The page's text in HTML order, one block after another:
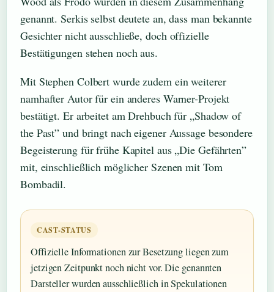
genannt. Serkis selbst deutete an, dass man bekannte
Gesichter nicht ausschließe, doch offizielle
Bestätigungen stehen noch aus.
Mit Stephen Colbert wurde zudem ein weiterer
namhafter Autor für ein anderes Warner-Projekt
bestätigt. Er arbeitet am Drehbuch für „Shadow of
the Past” und bringt nach eigener Aussage besondere
Begeisterung für frühe Kapitel aus „Die Gefährten”
mit, einschließlich möglicher Szenen mit Tom
Bombadil.
CAST-STATUS
Offizielle Informationen zur Besetzung liegen zum
jetzigen Zeitpunkt noch nicht vor. Die genannten
Darsteller wurden ausschließlich in Spekulationen